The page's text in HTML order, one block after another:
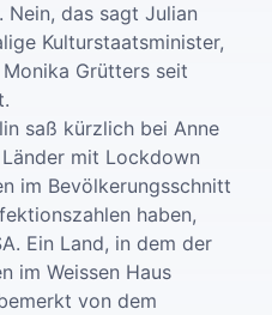
das sagt Julian
Kulturstaatsminister,
Grütters seit
saß kürzlich bei Anne
mit Lockdown
im Bevölkerungsschnitt
haben,
Ein Land, in dem der
im Weissen Haus
von dem